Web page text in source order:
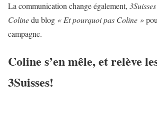
La communication change également, 3Suisses
Colinedu blog « Et pourquoi pas Coline »
campagne.
Coline s’en mêle, et relève
3Suisses!